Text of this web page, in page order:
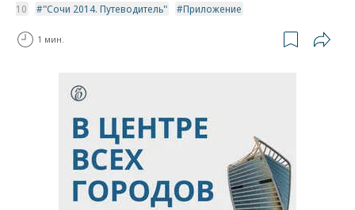
10
"Сочи 2014. Путеводитель" Приложение
1 мин.